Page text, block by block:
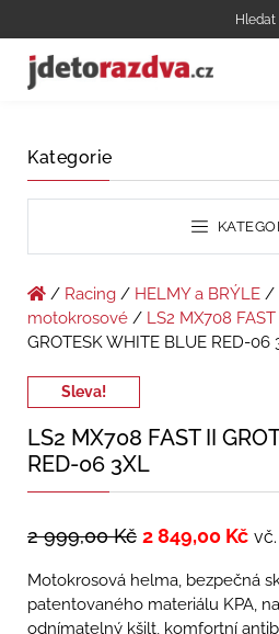
Kategorie
/ Racing / HELMY a BRÝLE /
motokrosové / LS2 MX708 FAST II
GROTESK WHITE BLUE RED-06
Sleva!
LS2 MX708 FAST II
RED-06 3XL
2 999,00Kč 2 849,00 Kč vč.
Motokrosová helma, bezpečná
patentovaného materiálu KPA,
odnímatelný kšilt, komfortní